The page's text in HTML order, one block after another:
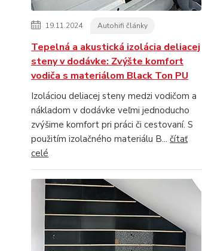
19.11.2024 Autohifi články
Tepelná a akustická izolácia deliacej
steny v dodávke: Zvýšte komfort
vodiča s materiálom Black Ton PU
Izoláciou deliacej steny medzi vodičom a
nákladom v dodávke veľmi jednoducho
zvýšime komfort pri práci či cestovaní. S
použitím izolačného materiálu B... čítať
celé